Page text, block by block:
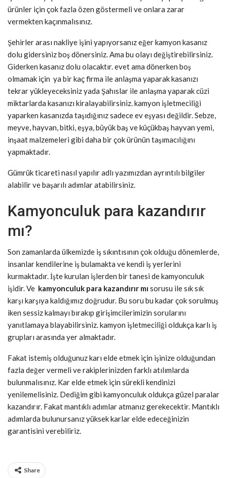
ürünler için çok fazla özen göstermeli ve onlara zarar
vermekten kaçınmalısınız.
Şehirler arası nakliye işini yapıyorsanız eğer kamyon kasanız
dolu gidersiniz boş dönersiniz. Ama bu olayı değiştirebilirsiniz.
Giderken kasanız dolu olacaktır. evet ama dönerken boş
olmamak için ya bir kaç firma ile anlaşma yaparak kasanızı
tekrar yükleyeceksiniz yada Şahıslar ile anlaşma yaparak cüzi
miktarlarda kasanızı kiralayabilirsiniz. kamyon işletmeciliği
yaparken kasanızda taşıdığınız sadece ev eşyası değildir. Sebze,
meyve, hayvan, bitki, eşya, büyük baş ve küçükbaş hayvan yemi,
inşaat malzemeleri gibi daha bir çok ürünün taşımacılığını
yapmaktadır.
Gümrük ticareti nasıl yapılır adlı yazımızdan ayrıntılı bilgiler
alabilir ve başarılı adımlar atabilirsiniz.
Kamyonculuk para kazandırır
mı?
Son zamanlarda ülkemizde iş sıkıntısının çok olduğu dönemlerde,
insanlar kendilerine iş bulamakta ve kendi iş yerlerini
kurmaktadır. İşte kurulan işlerden bir tanesi de kamyonculuk
işidir. Ve kamyonculuk para kazandırır mı sorusu ile sık sık
karşı karşıya kaldığımız doğrudur. Bu soru bu kadar çok sorulmuş
iken sessiz kalmayı bırakıp girişimcilerimizin sorularını
yanıtlamaya blayabilirsiniz. kamyon işletmeciliği oldukça karlı iş
grupları arasında yer almaktadır.
Fakat istemiş olduğunuz karı elde etmek için işinize olduğundan
fazla değer vermeli ve rakiplerinizden farklı atılımlarda
bulunmalısınız. Kar elde etmek için sürekli kendinizi
yenilemelisiniz. Dediğim gibi kamyonculuk oldukça güzel paralar
kazandırır. Fakat mantıklı adımlar atmanız gerekecektir. Mantıklı
adımlarda bulunursanız yüksek karlar elde edeceğinizin
garantisini verebiliriz.
Share